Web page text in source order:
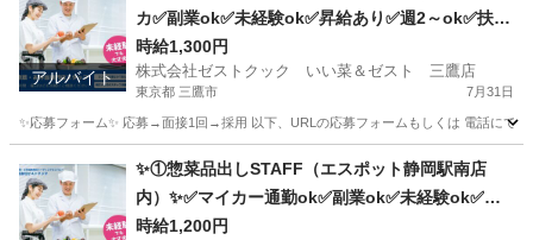
アルバイト
カ✅副業ok✅未経験ok✅昇給あり✅週2～ok✅扶養
内ok
時給1,300円
株式会社ゼストクック いい菜＆ゼスト 三鷹店
東京都 三鷹市 7月31日
✨応募フォーム✨ 応募→面接1回→採用 以下、URLの応募フォームもしくは 電話にて
キッチン スタッフ
✨①惣菜品出しSTAFF（エスポット静岡駅南店
内）✨✅マイカー通勤ok✅副業ok✅未経験ok✅扶
養内ok✅週2～ok
時給1,200円